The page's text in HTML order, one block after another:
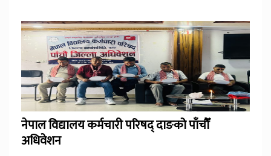
नेपाल विद्यालय कर्मचारी परिषद् दाङको पाँचौँ
अधिवेशन